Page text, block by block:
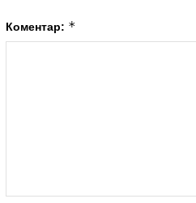
Коментар: *